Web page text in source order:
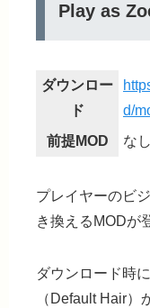
Play as
ダウンロー
ド
d/
前提MOD
なし
プレイヤーのビ
き換えるMODが
ダウンロード時
（Default Hair）